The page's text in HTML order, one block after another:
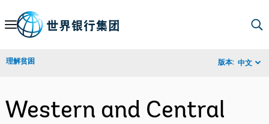
Skip
Navigation
理解贫困 版本: 中文
Western and Central